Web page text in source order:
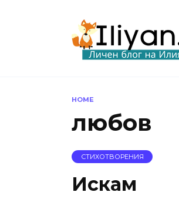
HOME
любов
СТИХОТВОРЕНИЯ
Искам